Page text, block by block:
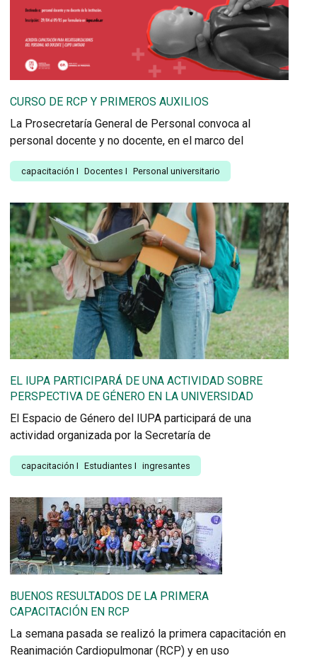
CURSO DE RCP Y PRIMEROS AUXILIOS
La Prosecretaría General de Personal convoca al
personal docente y no docente, en el marco del
capacitación I Docentes I Personal universitario
EL IUPA PARTICIPARÁ DE UNA ACTIVIDAD SOBRE
PERSPECTIVA DE GÉNERO EN LA UNIVERSIDAD
El Espacio de Género del IUPA participará de una
actividad organizada por la Secretaría de
capacitación I Estudiantes I ingresantes
BUENOS RESULTADOS DE LA PRIMERA
CAPACITACIÓN EN RCP
La semana pasada se realizó la primera capacitación en
Reanimación Cardiopulmonar (RCP) y en uso